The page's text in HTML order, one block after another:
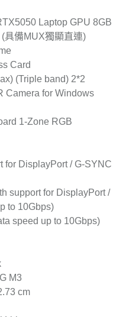
Laptop GPU 8GB
具備MUX獨顯直連)
Card
(Triple band) 2*2
Camera for Windows
1-Zone RGB
for DisplayPort / G-SYNC
support for DisplayPort /
to 10Gbps)
speed up to 10Gbps)
M3
cm